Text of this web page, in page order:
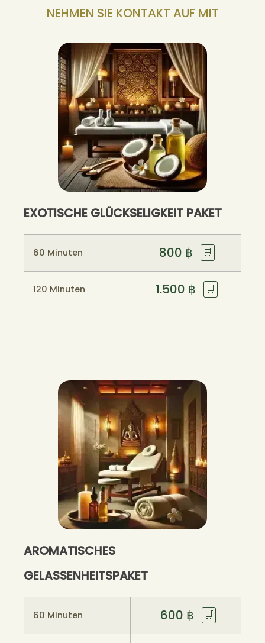
NEHMEN SIE KONTAKT AUF MIT
EXOTISCHE GLÜCKSELIGKEIT PAKET
60 Minuten 800 ฿ 🛒
120 Minuten 1.500 ฿ 🛒
AROMATISCHES
GELASSENHEITSPAKET
60 Minuten 600 ฿ 🛒